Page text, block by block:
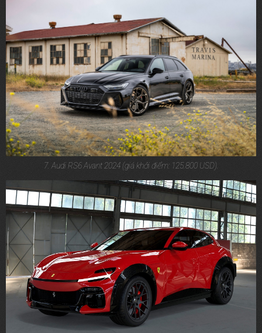
7. Audi RS6 Avant 2024 (giá khởi điểm: 125.800 USD).